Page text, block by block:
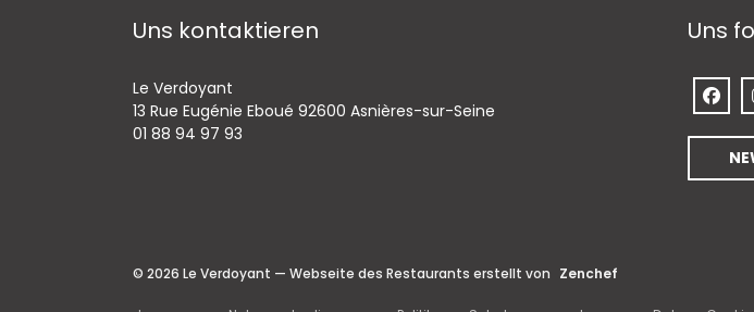
Uns kontaktieren
Le Verdoyant
13 Rue Eugénie Eboué 92600 Asnières-sur-Seine ((öffnet ein neues Fenster))
01 88 94 97 93
Uns
© 2026 Le Verdoyant — Webseite des Restaurants erstellt von Zenchef